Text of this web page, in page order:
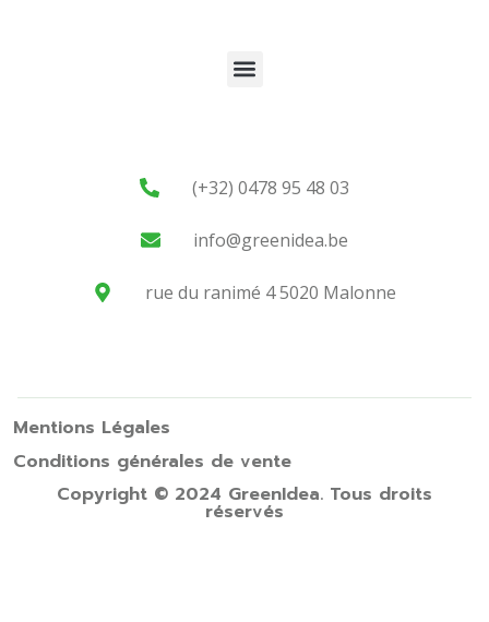
(+32) 0478 95 48 03
info@greenidea.be
rue du ranimé 4 5020 Malonne
Mentions Légales
Conditions générales de vente
Copyright © 2024 GreenIdea. Tous droits
réservés